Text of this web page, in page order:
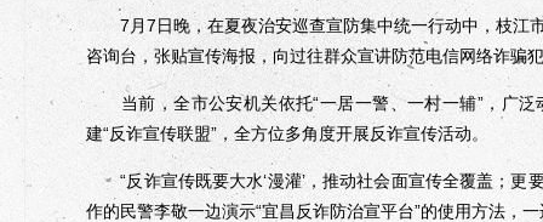
7月7日晚，在夏夜治安巡查宣防集中统一行动中，枝江
咨询台，张贴宣传海报，向过往群众宣讲防范电信网络诈骗
当前，全市公安机关依托“一居一警、一村一辅”，广泛
建“反诈宣传联盟”，全方位多角度开展反诈宣传活动。
“反诈宣传既要大水‘漫灌’，推动社会面宣传全覆盖；更
作的民警李敬一边演示“宜昌反诈防治宣平台”的使用方法，